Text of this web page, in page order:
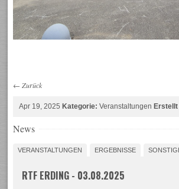
← Zurück
Apr 19, 2025Kategorie: VeranstaltungenErstellt
News
VERANSTALTUNGEN ERGEBNISSE
RTF ERDING - 03.08.2025